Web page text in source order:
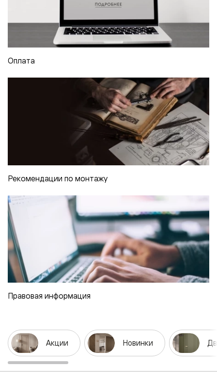
Оплата
Рекомендации по монтажу
Правовая информация
Акции Новинки